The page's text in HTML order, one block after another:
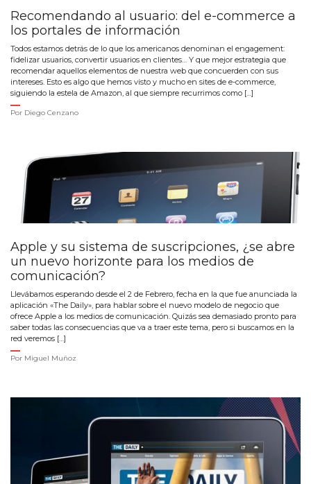
Recomendando al usuario: del e-commerce a
los portales de información
Todos estamos detrás de lo que los americanos denominan el engagement:
fidelizar usuarios, convertir usuarios en clientes… Y que mejor estrategia que
recomendar aquellos elementos de nuestra web que concuerden con sus
intereses. Esto es algo que hemos visto y mucho en sites de e-commerce,
siguiendo la estela de Amazon, al que siempre recurrimos como […]
Por Diego Cenzano
Apple y su sistema de suscripciones, ¿se abre
un nuevo horizonte para los medios de
comunicación?
Llevábamos esperando desde el 2 de Febrero, fecha en la que fue anunciada la
aplicación «The Daily», para hablar sobre el nuevo modelo de negocio que
ofrece Apple a los medios de comunicación. Quizás sea demasiado pronto para
saber todas las consecuencias que va a traer este tema, pero si buscamos en la
red veremos […]
Por Miguel Muñoz